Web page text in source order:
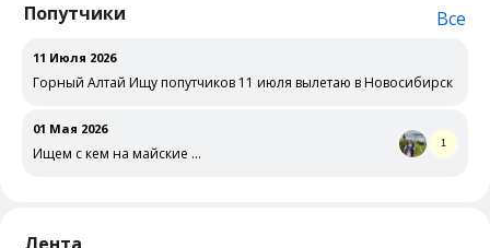
Попутчики Все
11 Июля 2026
Горный Алтай Ищу попутчиков 11 июля вылетаю в Новосибирск
01 Мая 2026
Ищем с кем на майские …
1